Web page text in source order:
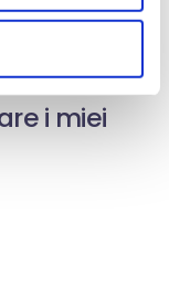
i miei